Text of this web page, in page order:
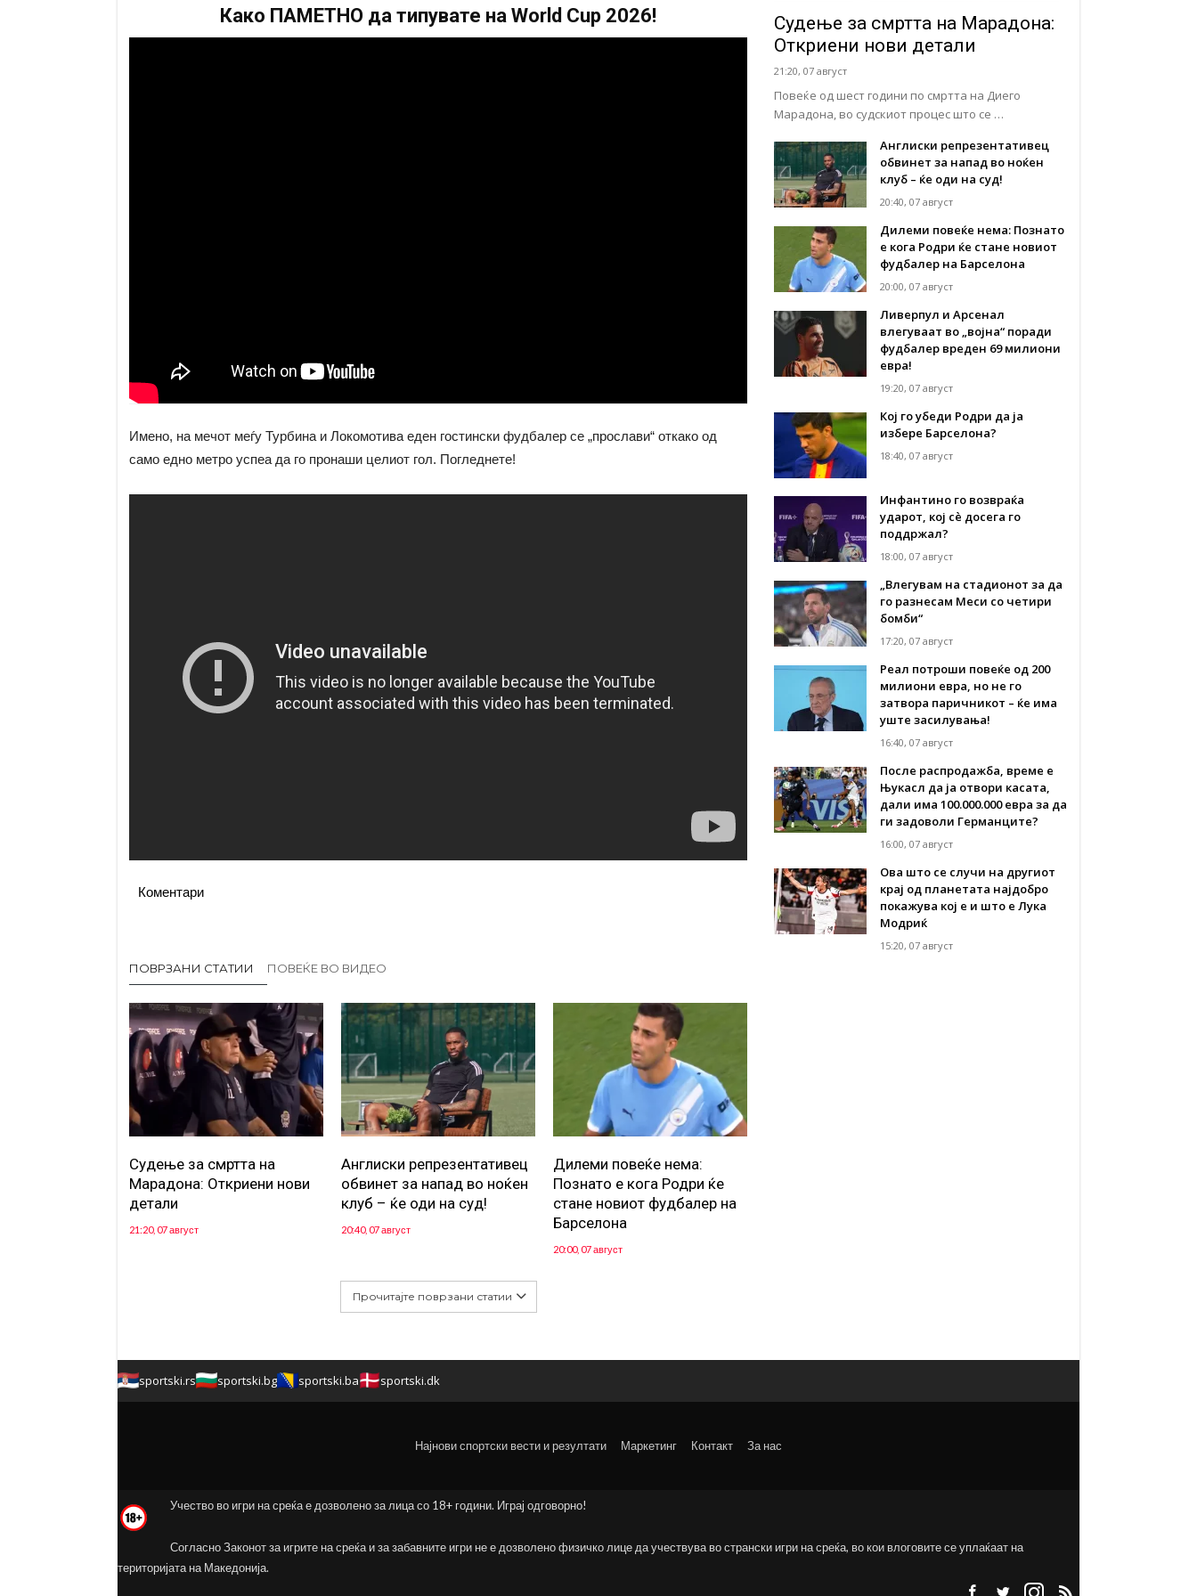
Како ПАМЕТНО да типувате на World Cup 2026!
Имено, на мечот меѓу Турбина и Локомотива еден гостински фудбалер се „прослави“ откако од
само едно метро успеа да го пронаши целиот гол. Погледнете!
Коментари
ПОВРЗАНИ СТАТИИ ПОВЕЌЕ ВО ВИДЕО
Судење за смртта на
Марадона: Откриени нови
детали
21:20, 07 август
Англиски репрезентативец
обвинет за напад во ноќен
клуб – ќе оди на суд!
20:40, 07 август
Дилеми повеќе нема:
Познато е кога Родри ќе
стане новиот фудбалер на
Барселона
20:00, 07 август
Прочитајте поврзани статии
Судење за смртта на Марадона:
Откриени нови детали
21:20, 07 август
Повеќе од шест години по смртта на Диего
Марадона, во судскиот процес што се …
Англиски репрезентативец
обвинет за напад во ноќен
клуб – ќе оди на суд!
20:40, 07 август
Дилеми повеќе нема: Познато
е кога Родри ќе стане новиот
фудбалер на Барселона
20:00, 07 август
Ливерпул и Арсенал
влегуваат во „војна“ поради
фудбалер вреден 69 милиони
евра!
19:20, 07 август
Кој го убеди Родри да ја
избере Барселона?
18:40, 07 август
Инфантино го возвраќа
ударот, кој сè досега го
поддржал?
18:00, 07 август
„Влегувам на стадионот за да
го разнесам Меси со четири
бомби“
17:20, 07 август
Реал потроши повеќе од 200
милиони евра, но не го
затвора паричникот – ќе има
уште засилувања!
16:40, 07 август
После распродажба, време е
Њукасл да ја отвори касата,
дали има 100.000.000 евра за да
ги задоволи Германците?
16:00, 07 август
Ова што се случи на другиот
крај од планетата најдобро
покажува кој е и што е Лука
Модриќ
15:20, 07 август
sportski.rs sportski.bg sportski.ba sportski.dk
Најнови спортски вести и резултати Маркетинг Контакт За нас
Учество во игри на среќа е дозволено за лица со 18+ години. Играј одговорно!
Согласно Законот за игрите на среќа и за забавните игри не е дозволено физичко лице да учествува во странски игри на среќа, во кои влоговите се уплаќаат на
територијата на Македонија.